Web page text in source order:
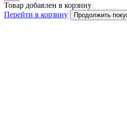
Товар добавлен в корзину
Перейти в корзину
Продолжить